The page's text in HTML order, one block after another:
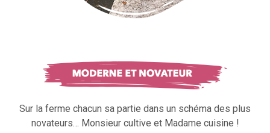
Sur la ferme chacun sa partie dans un schéma des plus
novateurs… Monsieur cultive et Madame cuisine !